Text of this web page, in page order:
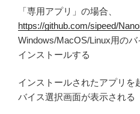
「専用アプリ」の場合、
https://github.com/sipeed/
Windows/MacOS/Linux用の
インストールする
インストールされたアプリを
バイス選択画面が表示される